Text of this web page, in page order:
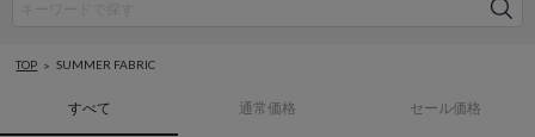
TOP SUMMER FABRIC
すべて 通常価格 セール価格